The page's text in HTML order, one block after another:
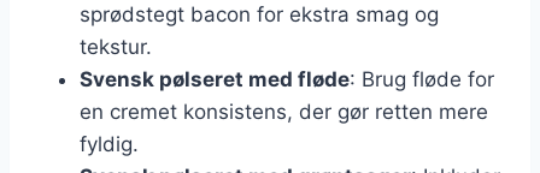
sprødstegt bacon for ekstra smag og
tekstur.
Svensk pølseret med fløde: Brug fløde for
en cremet konsistens, der gør retten mere
fyldig.